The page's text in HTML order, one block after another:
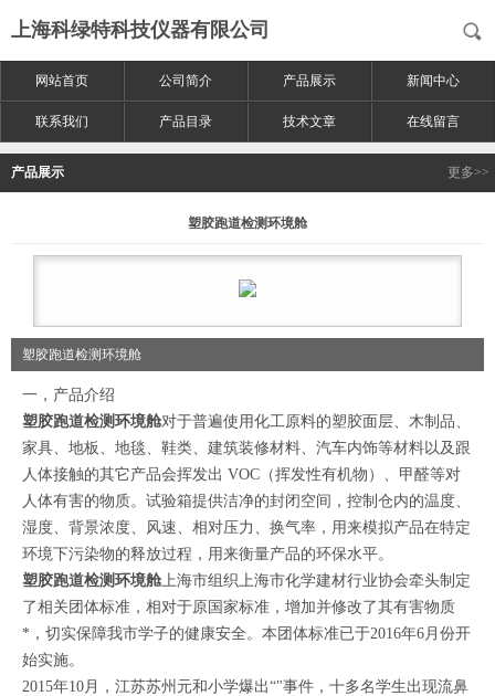
上海科绿特科技仪器有限公司
网站首页 公司简介 产品展示 新闻中心
联系我们 产品目录 技术文章 在线留言
产品展示 更多>>
塑胶跑道检测环境舱
塑胶跑道检测环境舱
一，产品介绍
塑胶跑道检测环境舱对于普遍使用化工原料的塑胶面层、木制品、
家具、地板、地毯、鞋类、建筑装修材料、汽车内饰等材料以及跟
人体接触的其它产品会挥发出 VOC（挥发性有机物）、甲醛等对
人体有害的物质。试验箱提供洁净的封闭空间，控制仓内的温度、
湿度、背景浓度、风速、相对压力、换气率，用来模拟产品在特定
环境下污染物的释放过程，用来衡量产品的环保水平。
塑胶跑道检测环境舱 上海市组织上海市化学建材行业协会牵头制定
了相关团体标准，相对于原国家标准，增加并修改了其有害物质
*，切实保障我市学子的健康安全。本团体标准已于2016年6月份开
始实施。
2015年10月，江苏苏州元和小学爆出“"事件，十多名学生出现流鼻